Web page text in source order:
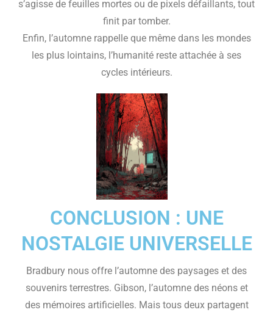
s’agisse de feuilles mortes ou de pixels défaillants, tout
finit par tomber.
Enfin, l’automne rappelle que même dans les mondes
les plus lointains, l’humanité reste attachée à ses
cycles intérieurs.
CONCLUSION : UNE
NOSTALGIE UNIVERSELLE
Bradbury nous offre l’automne des paysages et des
souvenirs terrestres. Gibson, l’automne des néons et
des mémoires artificielles. Mais tous deux partagent